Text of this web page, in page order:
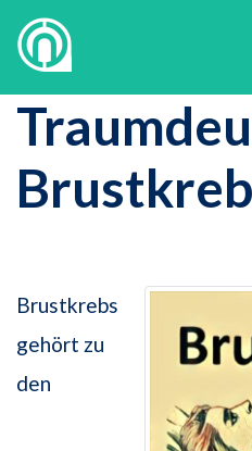
Brustkrebs
gehört zu
den